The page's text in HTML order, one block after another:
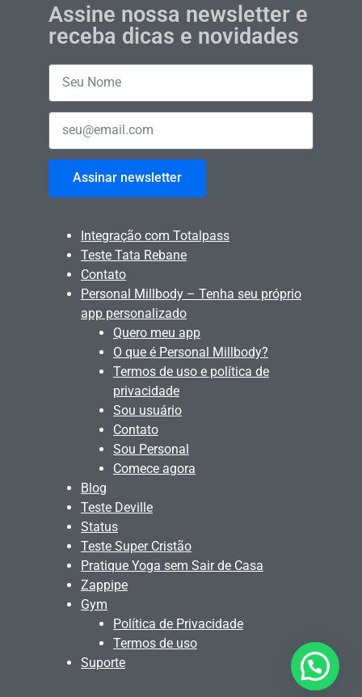
Assine nossa newsletter e
receba dicas e novidades
Assinar newsletter
Integração com Totalpass
Teste Tata Rebane
Contato
Personal Millbody – Tenha seu próprio
app personalizado
Quero meu app
O que é Personal Millbody?
Termos de uso e política de
privacidade
Sou usuário
Contato
Sou Personal
Comece agora
Blog
Teste Deville
Status
Teste Super Cristão
Pratique Yoga sem Sair de Casa
Zappipe
Gym
Política de Privacidade
Termos de uso
Suporte